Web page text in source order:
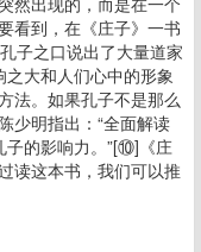
看到，在《庄子》一书
子之口说出了大量道家
大和人们心中的形象
法。如果孔子不是那么
少明指出：“全面解读
子的影响力。”[⑩]《庄
读这本书，我们可以推